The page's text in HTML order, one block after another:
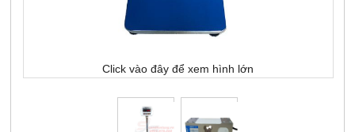
Click vào đây để xem hình lớn